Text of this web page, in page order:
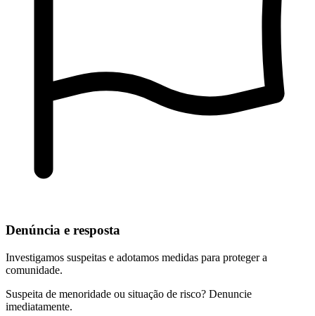
Denúncia e resposta
Investigamos suspeitas e adotamos medidas para proteger a
comunidade.
Suspeita de menoridade ou situação de risco? Denuncie
imediatamente.